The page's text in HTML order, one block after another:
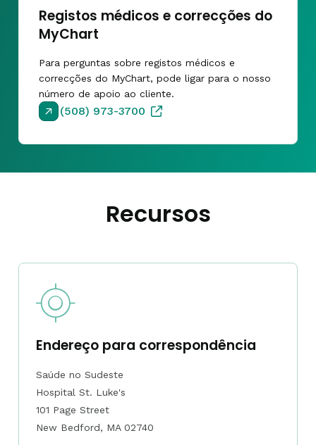
Registos médicos e correcções do
MyChart
Para perguntas sobre registos médicos e
correcções do MyChart, pode ligar para o nosso
número de apoio ao cliente.
(508) 973-3700
Recursos
Endereço para correspondência
Saúde no Sudeste
Hospital St. Luke's
101 Page Street
New Bedford, MA 02740